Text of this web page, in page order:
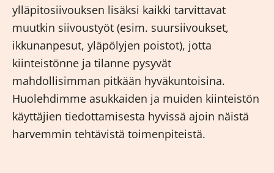
ylläpitosiivouksen lisäksi kaikki tarvittavat
muutkin siivoustyöt (esim. suursiivoukset,
ikkunanpesut, yläpölyjen poistot), jotta
kiinteistönne ja tilanne pysyvät
mahdollisimman pitkään hyväkuntoisina.
Huolehdimme asukkaiden ja muiden kiinteistön
käyttäjien tiedottamisesta hyvissä ajoin näistä
harvemmin tehtävistä toimenpiteistä.